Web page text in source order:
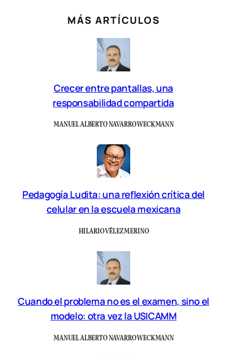
MÁS ARTÍCULOS
Crecer entre pantallas, una
responsabilidad compartida
MANUEL ALBERTO NAVARRO WECKMANN
Pedagogía Ludita: una reflexión crítica del
celular en la escuela mexicana
HILARIO VÉLEZ MERINO
Cuando el problema no es el examen, sino el
modelo: otra vez la USICAMM
MANUEL ALBERTO NAVARRO WECKMANN